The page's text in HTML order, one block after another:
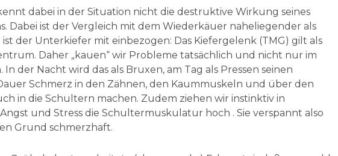
dabei in der Situation nicht die destruktive Wirkung seines
Dabei ist der Vergleich mit dem Wiederkäuer naheliegender als
der Unterkiefer mit einbezogen: Das Kiefergelenk (TMG) gilt als
Daher „kauen“ wir Probleme tatsächlich und nicht nur im
der Nacht wird das als Bruxen, am Tag als Pressen seinen
Schmerz in den Zähnen, den Kaummuskeln und über den
in die Schultern machen. Zudem ziehen wir instinktiv in
und Stress die Schultermuskulatur hoch . Sie verspannt also
Grund schmerzhaft.